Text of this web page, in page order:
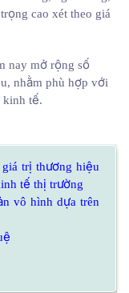
cao xét theo giá
nay mở rộng số
nhằm phù hợp với
kinh tế.
trị thương hiệu
tế thị trường
vô hình dựa trên